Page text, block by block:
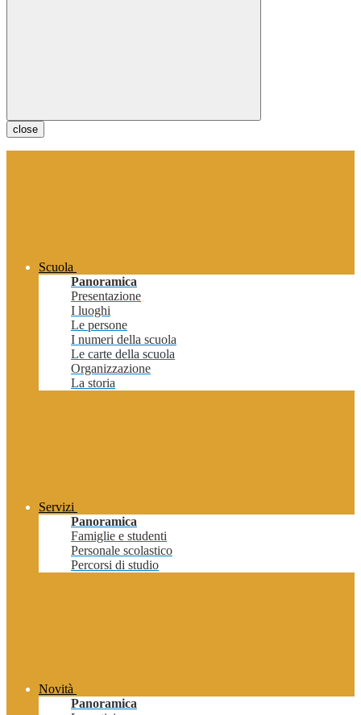
close
Scuola
Panoramica
Presentazione
I luoghi
Le persone
I numeri della scuola
Le carte della scuola
Organizzazione
La storia
Servizi
Panoramica
Famiglie e studenti
Personale scolastico
Percorsi di studio
Novità
Panoramica